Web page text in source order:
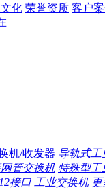
化 荣誉资质 客户案
机/收发器 导轨式工
网管交换机 特殊型工
接口 工业交换机